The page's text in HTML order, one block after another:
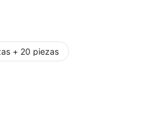
+ 20 piezas